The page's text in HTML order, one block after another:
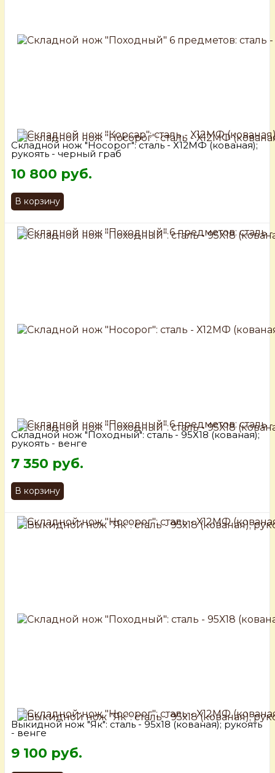
Складной нож "Носорог": сталь - Х12МФ (кованая);
рукоять - черный граб
10 800 руб.
В корзину
Складной нож "Походный": сталь - 95Х18 (кованая);
рукоять - венге
7 350 руб.
В корзину
Выкидной нож "Як": сталь - 95х18 (кованая); рукоять
- венге
9 100 руб.